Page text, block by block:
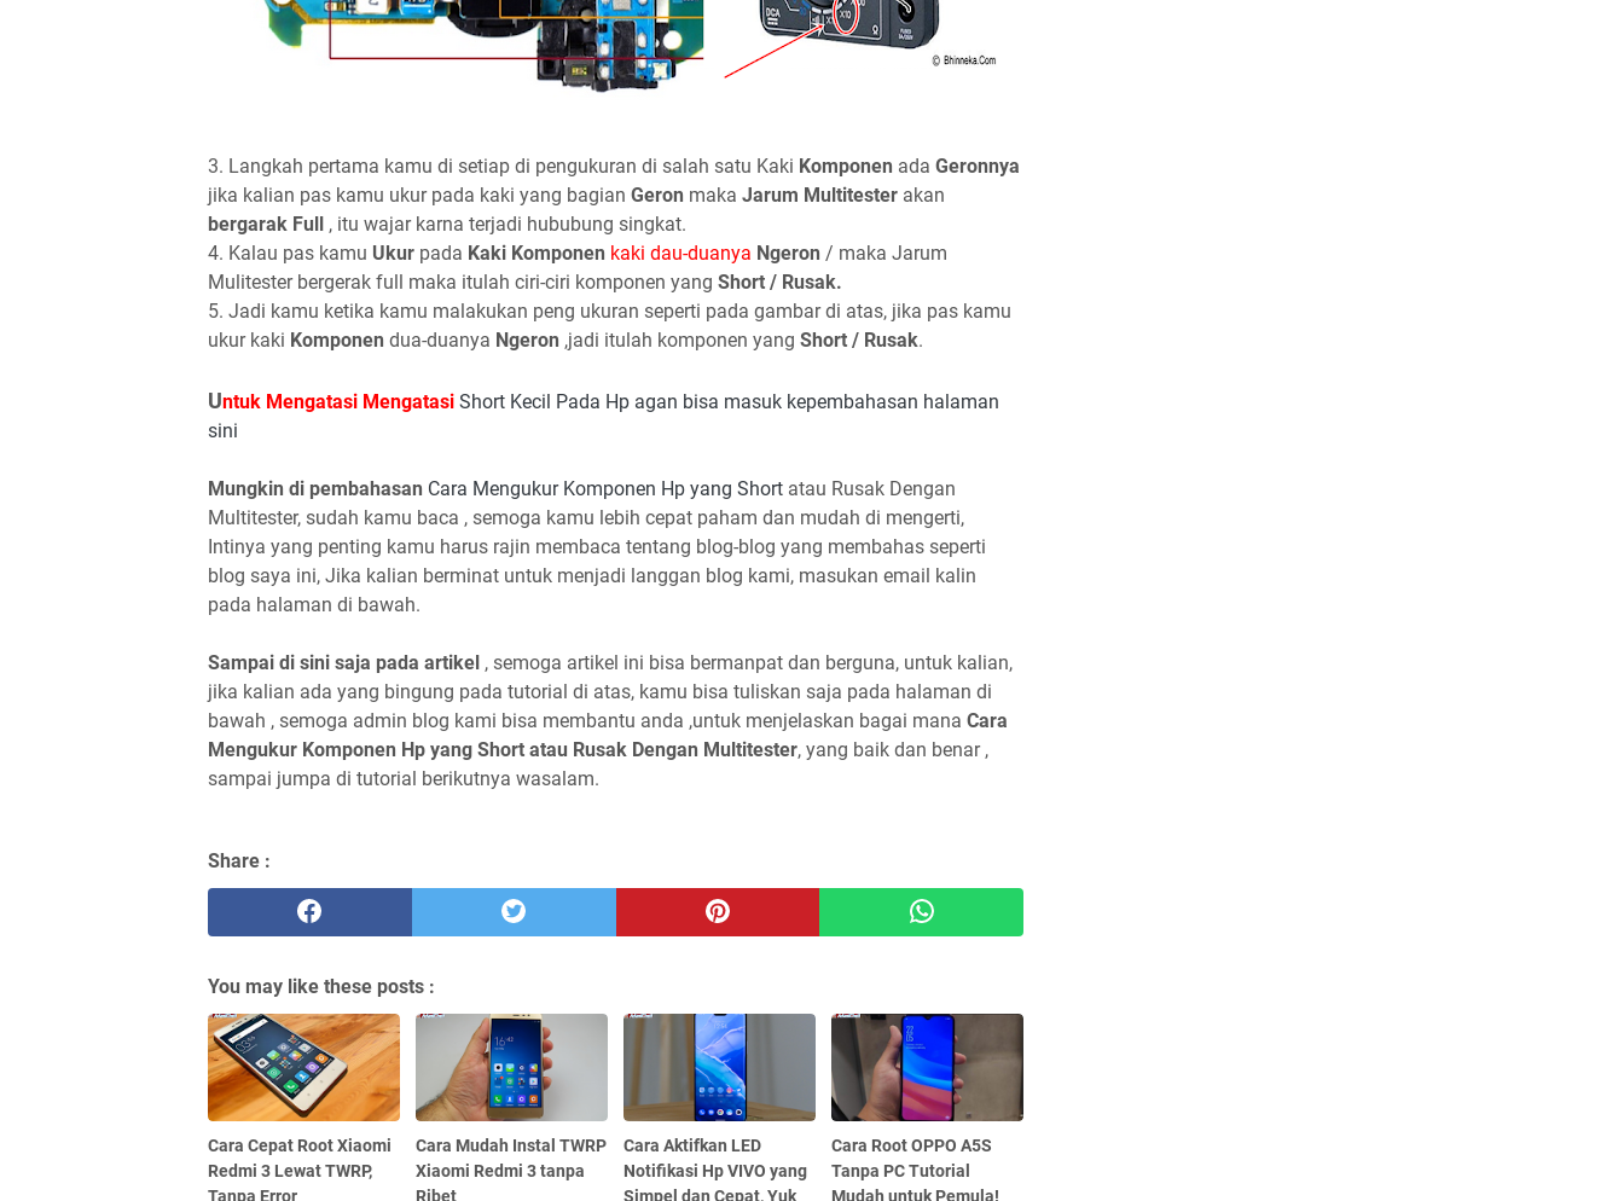
3. Langkah pertama kamu di setiap di pengukuran di salah satu Kaki Komponen ada Geronnya
jika kalian pas kamu ukur pada kaki yang bagian Geron maka Jarum Multitester akan
bergarak Full , itu wajar karna terjadi hububung singkat.
4. Kalau pas kamu Ukur pada Kaki Komponen kaki dau-duanya Ngeron / maka Jarum
Mulitester bergerak full maka itulah ciri-ciri komponen yang Short / Rusak.
5. Jadi kamu ketika kamu malakukan peng ukuran seperti pada gambar di atas, jika pas kamu
ukur kaki Komponen dua-duanya Ngeron ,jadi itulah komponen yang Short / Rusak.
Untuk Mengatasi Mengatasi Short Kecil Pada Hp agan bisa masuk kepembahasan halaman
sini
Mungkin di pembahasan Cara Mengukur Komponen Hp yang Short atau Rusak Dengan
Multitester, sudah kamu baca , semoga kamu lebih cepat paham dan mudah di mengerti,
Intinya yang penting kamu harus rajin membaca tentang blog-blog yang membahas seperti
blog saya ini, Jika kalian berminat untuk menjadi langgan blog kami, masukan email kalin
pada halaman di bawah.
Sampai di sini saja pada artikel , semoga artikel ini bisa bermanpat dan berguna, untuk kalian,
jika kalian ada yang bingung pada tutorial di atas, kamu bisa tuliskan saja pada halaman di
bawah , semoga admin blog kami bisa membantu anda ,untuk menjelaskan bagai mana Cara
Mengukur Komponen Hp yang Short atau Rusak Dengan Multitester, yang baik dan benar ,
sampai jumpa di tutorial berikutnya wasalam.
Share :
You may like these posts :
Cara Cepat Root Xiaomi
Redmi 3 Lewat TWRP,
Tanpa Error
Cara Mudah Instal TWRP
Xiaomi Redmi 3 tanpa
Ribet
Cara Aktifkan LED
Notifikasi Hp VIVO yang
Simpel dan Cepat, Yuk
Cara Root OPPO A5S
Tanpa PC Tutorial
Mudah untuk Pemula!